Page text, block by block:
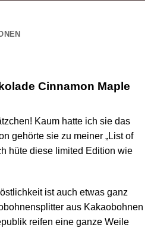
Cinnamon Maple
Kaum hatte ich sie das
gehörte sie zu meiner „List of
hüte diese limited Edition wie
ist auch etwas ganz
aus Kakaobohnen
reifen eine ganze Weile